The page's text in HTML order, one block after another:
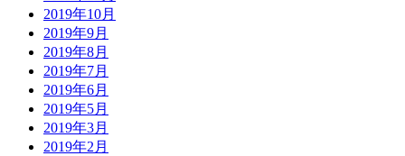
2019年10月
2019年9月
2019年8月
2019年7月
2019年6月
2019年5月
2019年3月
2019年2月